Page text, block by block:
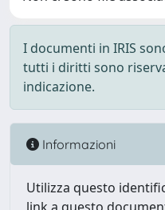
I documenti in IRIS
tutti i diritti sono
indicazione.
Informazioni
Utilizza questo